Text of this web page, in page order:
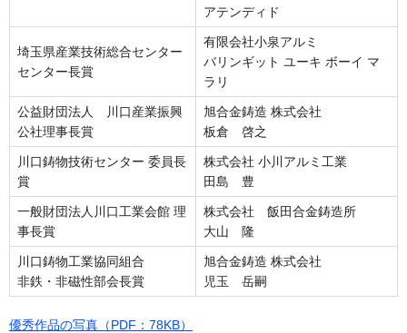
アテンディド
埼玉県産業技術総合センター
センター長賞
有限会社小泉アルミ
バリンギット ユーキ ボーイ マ
ラリ
公益財団法人 川口産業振興
公社理事長賞
旭合金鋳造 株式会社
板倉 啓之
川口鋳物技術センター 委員長
賞
株式会社 小川アルミ工業
田島 豊
一般財団法人川口工業会館 理
事長賞
株式会社 飯田合金鋳造所
大山 隆
川口鋳物工業協同組合
非鉄・非磁性部会長賞
旭合金鋳造 株式会社
児玉 岳嗣
優秀作品の写真（PDF：78KB）